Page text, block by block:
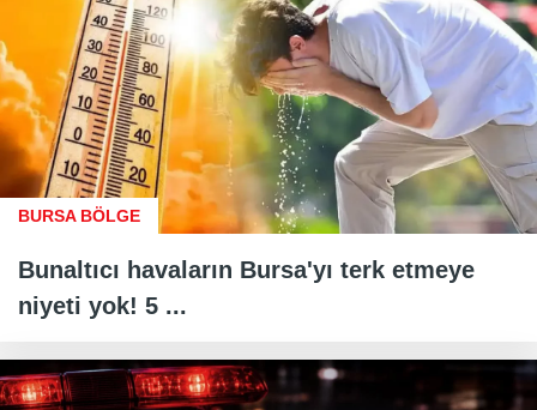
BURSA BÖLGE
Bunaltıcı havaların Bursa'yı terk etmeye
niyeti yok! 5 ...